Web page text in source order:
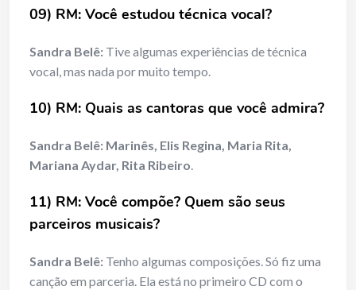
09) RM: Você estudou técnica vocal?
Sandra Belê: Tive algumas experiências de técnica
vocal, mas nada por muito tempo.
10) RM: Quais as cantoras que você admira?
Sandra Belê: Marinês, Elis Regina, Maria Rita,
Mariana Aydar, Rita Ribeiro.
11) RM: Você compõe? Quem são seus
parceiros musicais?
Sandra Belê: Tenho algumas composições. Só fiz uma
canção em parceria. Ela está no primeiro CD com o